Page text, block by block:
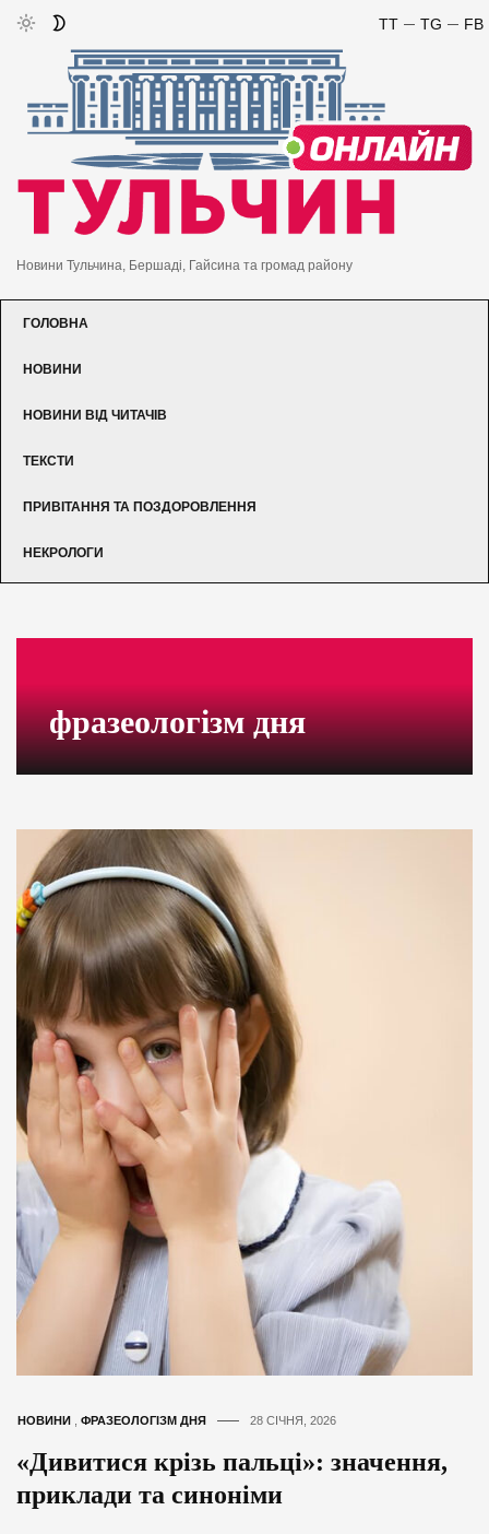
FB
TG
TT
Новини Тульчина, Бершаді, Гайсина та громад району
ГОЛОВНА
НОВИНИ
НОВИНИ ВІД ЧИТАЧІВ
ТЕКСТИ
ПРИВІТАННЯ ТА ПОЗДОРОВЛЕННЯ
НЕКРОЛОГИ
фразеологізм дня
НОВИНИ ФРАЗЕОЛОГІЗМ ДНЯ 28 СІЧНЯ, 2026
«Дивитися крізь пальці»: значення,
приклади та синоніми